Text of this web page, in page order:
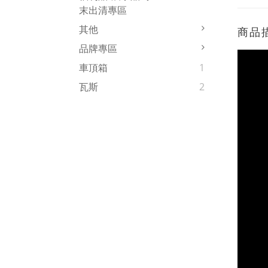
末出清專區
其他
品牌專區
車頂箱
1
瓦斯
2
商品